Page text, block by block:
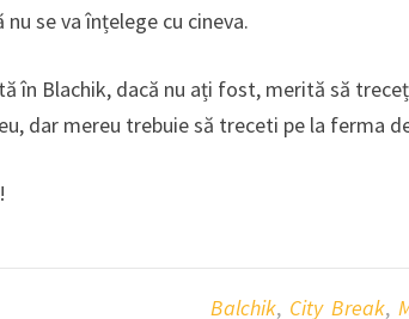
se va înțelege cu cineva.
în Blachik, dacă nu ați fost, merită să
dar mereu trebuie să treceti pe la ferma
Balchik, City Break,